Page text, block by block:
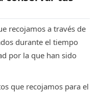
recojamos a través de
durante el tiempo
por la que han sido
que recojamos para el